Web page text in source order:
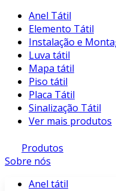
Anel Tátil
Elemento Tátil
Instalação e
Luva tátil
Mapa tátil
Piso tátil
Placa Tátil
Sinalização Tátil
Ver mais produtos
Produtos
Sobre nós
Anel tátil